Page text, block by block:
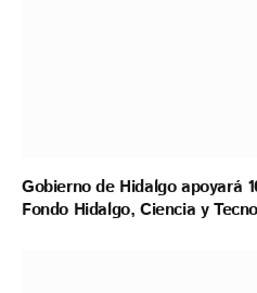
Gobierno de Hidalgo apoyará
Fondo Hidalgo, Ciencia y